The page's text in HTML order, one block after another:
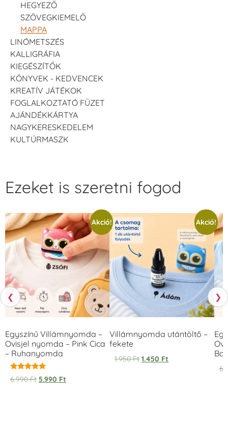
HEGYEZŐ
SZÖVEGKIEMELŐ
MAPPA
LINÓMETSZÉS
KALLIGRÁFIA
KIEGÉSZÍTŐK
KÖNYVEK - KEDVENCEK
KREATÍV JÁTÉKOK
FOGLALKOZTATÓ FÜZET
AJÁNDÉKKÁRTYA
NAGYKERESKEDELEM
KULTÚRMASZK
❮
Ezeket is szeretni fogod
Akció!
Egyszínű Villámnyomda –
Ovisjel nyomda – Pink Cica
– Ruhanyomda
Értékelés:
5.00
6.990Ft 5.990 Ft
Akció!
Villámnyomda utántöltő –
fekete
1.950Ft 1.450 Ft
❯